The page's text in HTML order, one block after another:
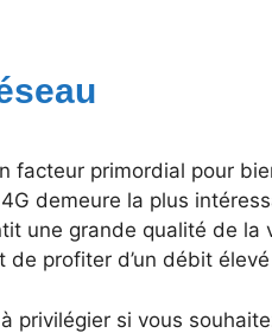
facteur primordial pour
demeure la plus
une grande qualité de la
de profiter d’un débit
privilégier si vous